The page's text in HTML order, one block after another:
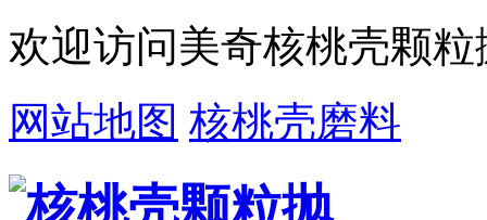
欢迎访问美奇核桃壳颗
网站地图 核桃壳磨料